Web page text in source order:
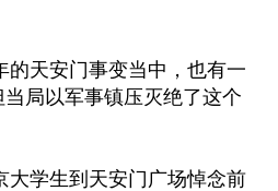
的天安门事变当中，也有一
局以军事镇压灭绝了这个
大学生到天安门广场悼念前